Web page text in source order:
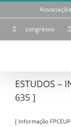
Skip
congresso
ESTUDOS –
635 ]
[ Informação